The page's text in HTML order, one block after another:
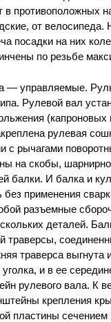
противоположных
от велосипеда.
посадки на них
по резьбе
— управляемые.
Рулевой вал
(капроновых
рулевая
с рычагами
на скобы,
балки. И балка и
без применения
разъемные
деталей.
траверсы,
траверса выгнута
и в ее
рулевого вала. К
крепления
пластины